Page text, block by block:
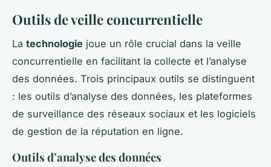
Outils de veille concurrentielle
La technologie joue un rôle crucial dans la veille
concurrentielle en facilitant la collecte et l’analyse
des données. Trois principaux outils se distinguent
: les outils d’analyse des données, les plateformes
de surveillance des réseaux sociaux et les logiciels
de gestion de la réputation en ligne.
Outils d’analyse des données